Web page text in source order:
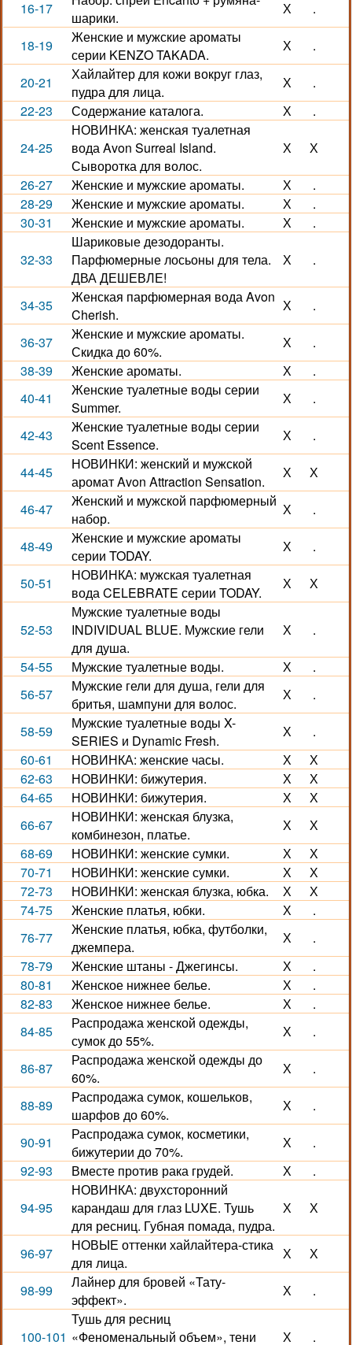
16-17
шарики.
Х .
18-19
Женские и мужские ароматы
серии KENZO TAKADA.
Х .
20-21
Хайлайтер для кожи вокруг глаз,
пудра для лица.
Х
.
22-23
Содержание каталога. Х .
24-25
НОВИНКА: женская туалетная
вода Avon Surreal Island.
Сыворотка для волос.
Х Х
26-27 Женские и мужские ароматы. Х
.
28-29
Женские и мужские ароматы. Х
.
30-31
Женские и мужские ароматы. Х .
32-33
Шариковые дезодоранты.
Парфюмерные лосьоны для тела.
ДВА ДЕШЕВЛЕ!
Х .
34-35
Женская парфюмерная вода Avon
Cherish.
Х .
36-37
Женские и мужские ароматы.
Скидка до 60%.
Х
.
38-39
Женские ароматы. Х
.
40-41
Женские туалетные воды серии
Summer.
Х .
42-43
Женские туалетные воды серии
Scent Essence.
Х .
44-45
НОВИНКИ: женский и мужской
аромат Avon Attraction Sensation.
Х Х
46-47
Женский и мужской парфюмерный
набор.
Х .
48-49
Женские и мужские ароматы
серии TODAY.
Х .
50-51
НОВИНКА: мужская туалетная
вода CELEBRATE серии TODAY.
Х Х
52-53
Мужские туалетные воды
INDIVIDUAL BLUE. Мужские гели
для душа.
Х .
54-55 Мужские туалетные воды. Х
.
56-57
Мужские гели для душа, гели для
бритья, шампуни для волос.
Х .
58-59
Мужские туалетные воды X-
SERIES и Dynamic Fresh.
Х
.
60-61
НОВИНКА: женские часы. Х
Х
62-63
НОВИНКИ: бижутерия. Х
Х
64-65
НОВИНКИ: бижутерия. Х
Х
66-67
НОВИНКИ: женская блузка,
комбинезон, платье.
Х
Х
68-69
НОВИНКИ: женские сумки. Х
Х
70-71
НОВИНКИ: женские сумки. Х
Х
72-73
НОВИНКИ: женская блузка, юбка. Х
Х
74-75
Женские платья, юбки. Х
.
76-77
Женские платья, юбка, футболки,
джемпера.
Х
.
78-79
Женские штаны - Джегинсы. Х
.
80-81
Женское нижнее белье. Х
.
82-83
Женское нижнее белье. Х
.
84-85
Распродажа женской одежды,
сумок до 55%.
Х .
86-87
Распродажа женской одежды до
60%.
Х .
88-89
Распродажа сумок, кошельков,
шарфов до 60%.
Х .
90-91
Распродажа сумок, косметики,
бижутерии до 70%.
Х
.
92-93
Вместе против рака грудей. Х .
94-95
НОВИНКА: двухсторонний
карандаш для глаз LUXE. Тушь
для ресниц. Губная помада, пудра.
Х Х
96-97
НОВЫЕ оттенки хайлайтера-стика
для лица.
Х Х
98-99
Лайнер для бровей «Тату-
эффект».
Х .
100-101
Тушь для ресниц
«Феноменальный объем», тени
Х .